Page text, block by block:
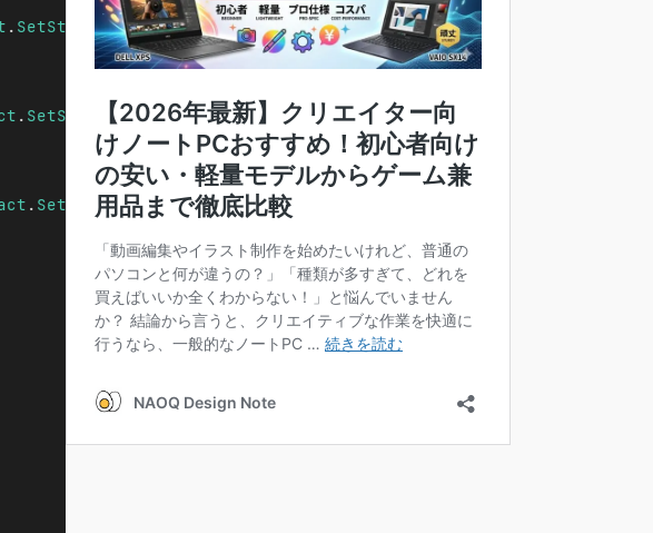
. SetStateAction<User>> }) {
. SetStateAction<User>> }) {
. SetStateAction<User>> }) {